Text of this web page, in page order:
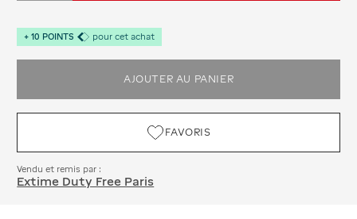
+ 10 POINTS pour cet achat
AJOUTER AU PANIER
FAVORIS
Vendu et remis par :
Extime Duty Free Paris